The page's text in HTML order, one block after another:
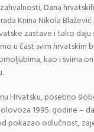
Dana
Knina Nikola
zastave i tako
u čast svim hrvatskim
kao i svima
Hrvatsku, posebno
1995. godine –
pokazao odlučnost,